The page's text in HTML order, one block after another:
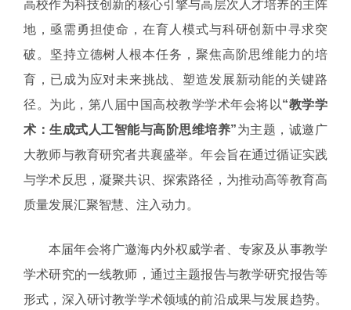
高校作为科技创新的核心引擎与高层次人才培养的主阵
地，亟需勇担使命，在育人模式与科研创新中寻求突
破。坚持立德树人根本任务，聚焦高阶思维能力的培
育，已成为应对未来挑战、塑造发展新动能的关键路
径。为此，第八届中国高校教学学术年会将以“教学学
术：生成式人工智能与高阶思维培养”为主题，诚邀广
大教师与教育研究者共襄盛举。年会旨在通过循证实践
与学术反思，凝聚共识、探索路径，为推动高等教育高
质量发展汇聚智慧、注入动力。
本届年会将广邀海内外权威学者、专家及从事教学
学术研究的一线教师，通过主题报告与教学研究报告等
形式，深入研讨教学学术领域的前沿成果与发展趋势。